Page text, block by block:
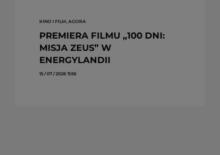
KINO I FILM, AGORA
PREMIERA FILMU „100 DNI:
MISJA ZEUS” W
ENERGYLANDII
15 / 07 / 2026 11:56